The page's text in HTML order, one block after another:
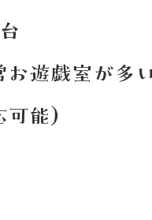
お遊戯室が多
能）